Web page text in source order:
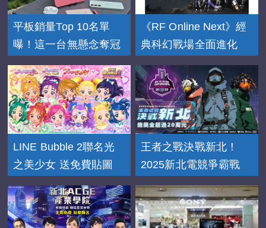
平板銷量Top 10名單
曝！這一台無懸念奪冠
《RF Online Next》經
典科幻戰場全面進化
LINE Bubble 2聯名光
之美少女 送免費貼圖
王者之戰決戰新北！
2025新北電競爭霸戰